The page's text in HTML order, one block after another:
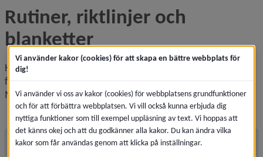
Rutiner, riktlinjer och
blanketter
Här finns rutiner, riktlinjer och nedladdningsbara blanketter
för dig som elev samt vårdnadshavare till elev på
Midgårdsskolan .
Rutiner och riktlinjer
Vi använder kakor (cookies) för att skapa en bättre webbplats för
dig!
Vi använder vi oss av kakor (cookies) för webbplatsens grundfunktioner
och för att förbättra webbplatsen. Vi vill också kunna erbjuda dig
nyttiga funktioner som till exempel uppläsning av text. Vi hoppas att
det känns okej och att du godkänner alla kakor. Du kan ändra vilka
kakor som får användas genom att klicka på inställningar.